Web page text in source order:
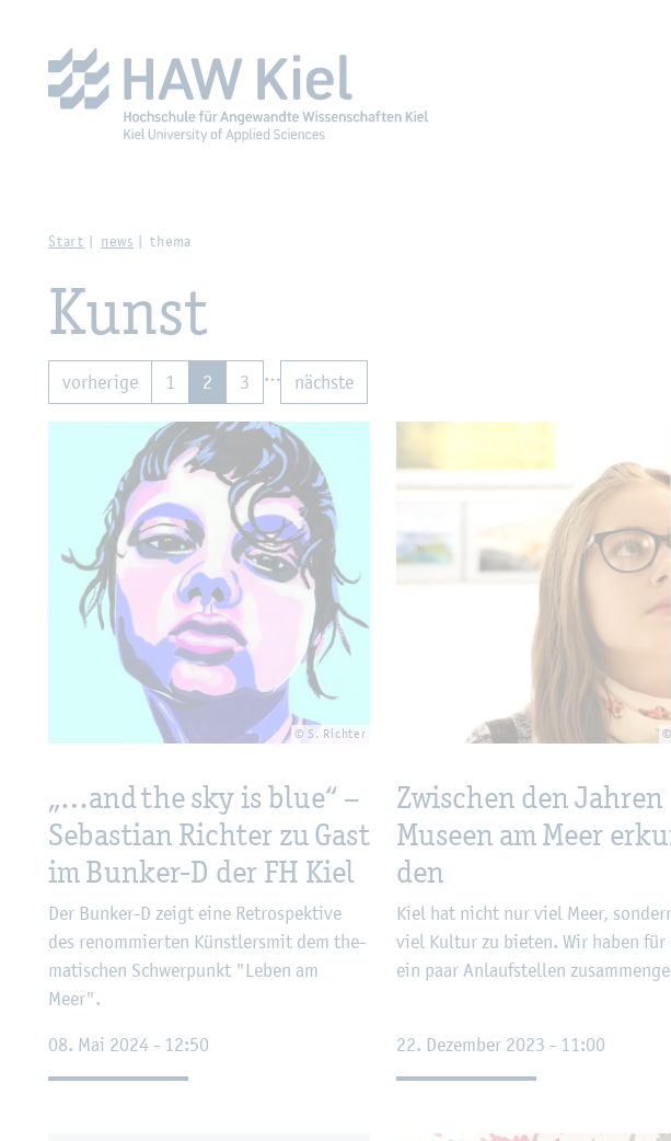
Start news thema
Kunst
vor­he­ri­ge 1 2 3 … nächs­te
© S. Rich­ter
„…and the sky is blue“ –
Se­bas­ti­an Rich­ter zu Gast
im Bun­ker-D der FH Kiel
Der Bun­ker-D zeigt eine Re­tro­spek­ti­ve
des re­nom­mier­ten Künst­lers­mit dem the­
ma­ti­schen Schwer­punkt "Leben am
Meer".
08. Mai 2024 - 12:50
Zwi­schen den Jah­ren
Mu­se­en am Meer
den
Kiel hat nicht nur viel Meer,
viel Kul­tur zu bie­ten. Wir haben für
ein paar An­lauf­stel­len
22. De­zem­ber 2023 - 11:00